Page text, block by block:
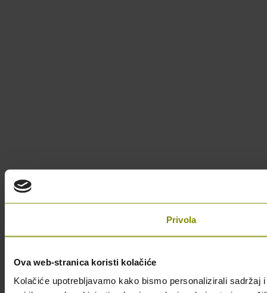
Privola
Ova web-stranica koristi kolačiće
Kolačiće upotrebljavamo kako bismo personalizirali